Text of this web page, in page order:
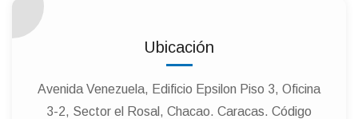
Ubicación
Avenida Venezuela, Edificio Epsilon Piso 3, Oficina
3-2, Sector el Rosal, Chacao. Caracas. Código